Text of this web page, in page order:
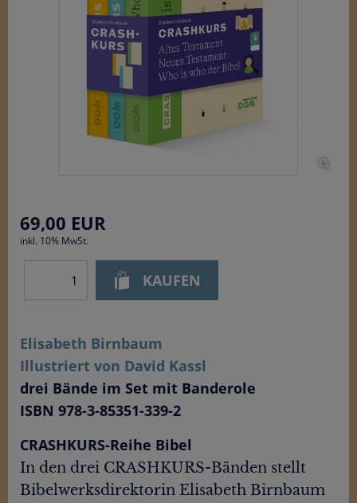
69,00 EUR
inkl. 10% MwSt.
Elisabeth Birnbaum
Illustriert von David Kassl
drei Bände im Set mit Banderole
ISBN 978-3-85351-339-2
CRASHKURS-Reihe Bibel
In den drei CRASHKURS-Bänden stellt
Bibelwerksdirektorin Elisabeth Birnbaum